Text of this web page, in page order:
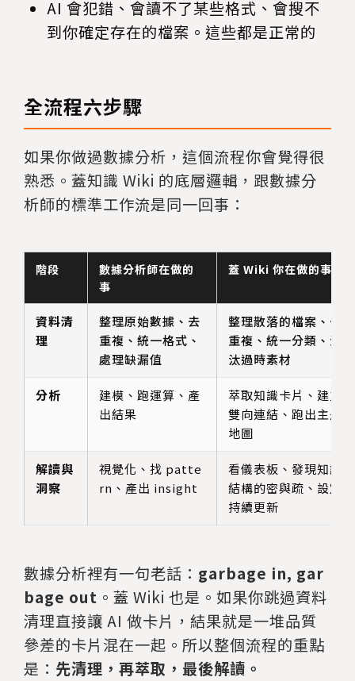
AI 會犯錯、會讀不了某些格式、會搜不
到你確定存在的檔案。這些都是正常的
全流程六步驟
如果你做過數據分析，這個流程你會覺得很
熟悉。蓋知識 Wiki 的底層邏輯，跟數據分
析師的標準工作流是同一回事：
階段
數據分析師在做的
事
蓋 Wiki 你在做的事
資料清
理
整理原始數據、去
重複、統一格式、
處理缺漏值
整理散落的檔案、去
重複、統一分類、淘
汰過時素材
分析
建模、跑運算、產
出結果
萃取知識卡片、建立
雙向連結、跑出主題
地圖
解讀與
洞察
視覺化、找 patte
rn、產出 insight
看儀表板、發現知識
結構的密與疏、設定
持續更新
數據分析裡有一句老話： garbage in, gar
bage out 。蓋 Wiki 也是。如果你跳過資料
清理直接讓 AI 做卡片，結果就是一堆品質
參差的卡片混在一起。所以整個流程的重點
是： 先清理，再萃取，最後解讀。